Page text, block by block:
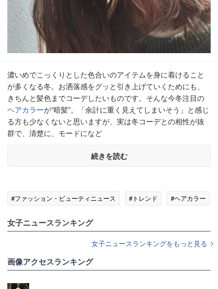
濃いめでこっくりとした色合いのアイテムを身に着けること
が多くなる冬。お洒落感をグッと引き上げていくためにも、
きちんと髪色までコーデしたいものです。そんな今冬注目の
ヘアカラーが“暗髪”。「余計に重く見えてしまいそう」と感じ
る方も少なくないと思いますが、実は冬コーデとの相性が抜
群で、清楚に、モードになど
続きを読む
#ファッション・ビューティニュース #トレンド #ヘアカラー
女子ニュースランキング
女子ニュースランキングをもっと見る
画像アクセスランキング